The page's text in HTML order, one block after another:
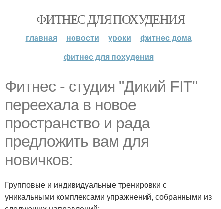
ФИТНЕС ДЛЯ ПОХУДЕНИЯ
главная новости уроки
фитнес дома
фитнес для похудения
Фитнес - студия "Дикий FIT"
переехала в новое
пространство и рада
предложить вам для
новичков:
Групповые и индивидуальные тренировки с
уникальными комплексами упражнений, собранными из